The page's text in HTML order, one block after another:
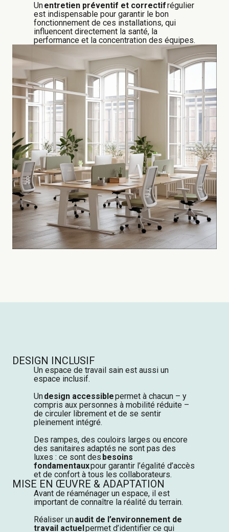
Unentretien préventif et correctifrégulier
est indispensable pour garantir le bon
fonctionnement de ces installations, qui
influencent directement la santé, la
performance et la concentration des équipes.
DESIGN INCLUSIF
Un espace de travail sain est aussi un
espace inclusif.
Undesign accessiblepermet à chacun – y
compris aux personnes à mobilité réduite –
de circuler librement et de se sentir
pleinement intégré.
Des rampes, des couloirs larges ou encore
des sanitaires adaptés ne sont pas des
luxes : ce sont des besoins
fondamentauxpour garantir l’égalité d’accès
et de confort à tous les collaborateurs.
MISE EN ŒUVRE & ADAPTATION
Avant de réaménager un espace, il est
important de connaître la réalité du terrain.
Réaliser unaudit de l’environnement de
travail actuel permet d’identifier ce qui